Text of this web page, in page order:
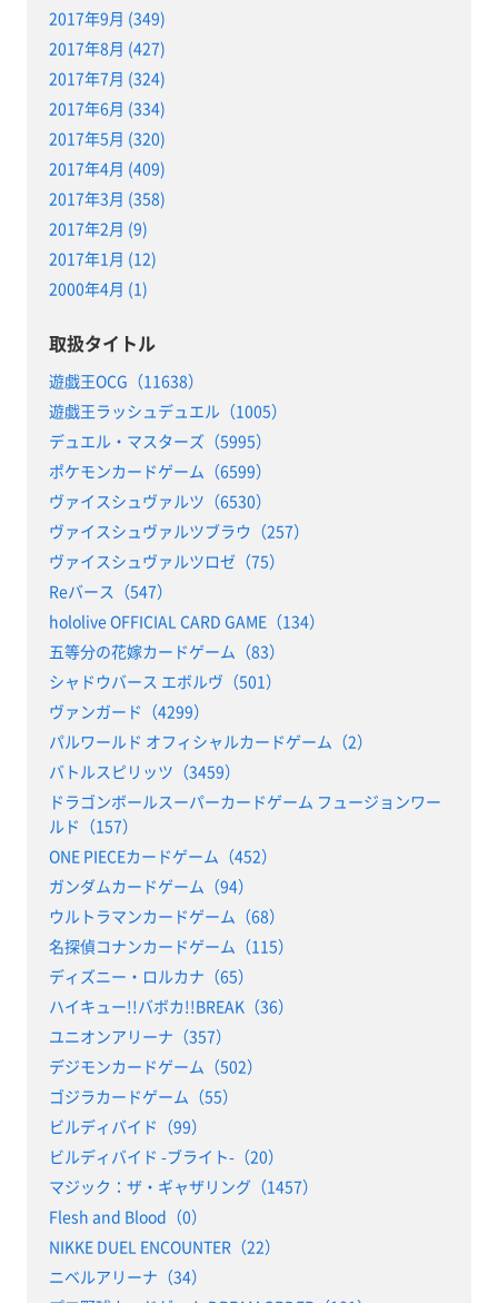
2017年9月 (349)
2017年8月 (427)
2017年7月 (324)
2017年6月 (334)
2017年5月 (320)
2017年4月 (409)
2017年3月 (358)
2017年2月 (9)
2017年1月 (12)
2000年4月 (1)
取扱タイトル
遊戯王OCG（11638）
遊戯王ラッシュデュエル（1005）
デュエル・マスターズ（5995）
ポケモンカードゲーム（6599）
ヴァイスシュヴァルツ（6530）
ヴァイスシュヴァルツブラウ（257）
ヴァイスシュヴァルツロゼ（75）
Reバース（547）
hololive OFFICIAL CARD GAME（134）
五等分の花嫁カードゲーム（83）
シャドウバース エボルヴ（501）
ヴァンガード（4299）
パルワールド オフィシャルカードゲーム（2）
バトルスピリッツ（3459）
ドラゴンボールスーパーカードゲーム フュージョンワー
ルド（157）
ONE PIECEカードゲーム（452）
ガンダムカードゲーム（94）
ウルトラマンカードゲーム（68）
名探偵コナンカードゲーム（115）
ディズニー・ロルカナ（65）
ハイキュー!!バボカ!!BREAK（36）
ユニオンアリーナ（357）
デジモンカードゲーム（502）
ゴジラカードゲーム（55）
ビルディバイド（99）
ビルディバイド -ブライト-（20）
マジック：ザ・ギャザリング（1457）
Flesh and Blood（0）
NIKKE DUEL ENCOUNTER（22）
ニベルアリーナ（34）